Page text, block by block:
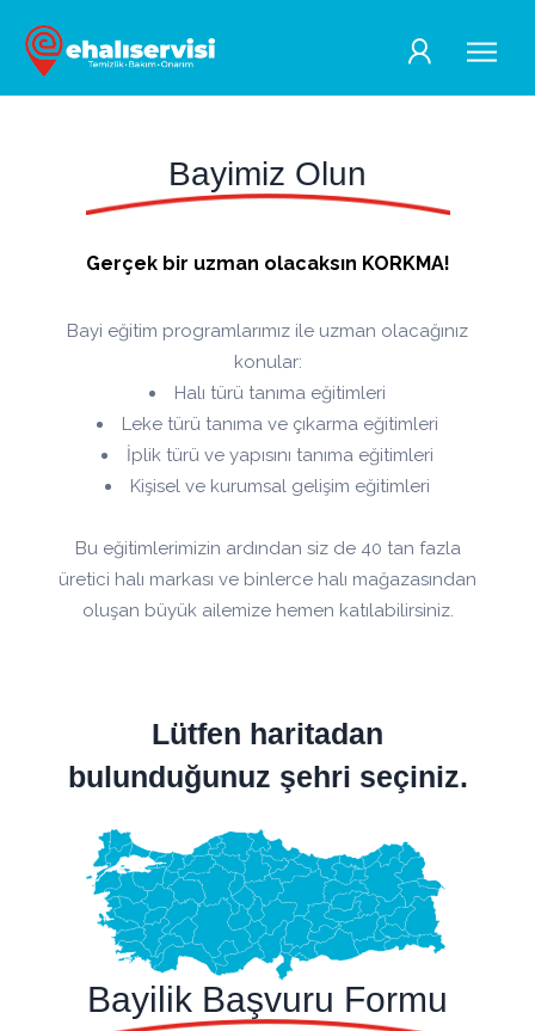
Bayimiz Olun
Gerçek bir uzman olacaksın KORKMA!
Bayi eğitim programlarımız ile uzman olacağınız
konular:
Halı türü tanıma eğitimleri
Leke türü tanıma ve çıkarma eğitimleri
İplik türü ve yapısını tanıma eğitimleri
Kişisel ve kurumsal gelişim eğitimleri
Bu eğitimlerimizin ardından siz de 40 tan fazla
üretici halı markası ve binlerce halı mağazasından
oluşan büyük ailemize hemen katılabilirsiniz.
Lütfen haritadan
bulunduğunuz şehri seçiniz.
Bayilik Başvuru Formu